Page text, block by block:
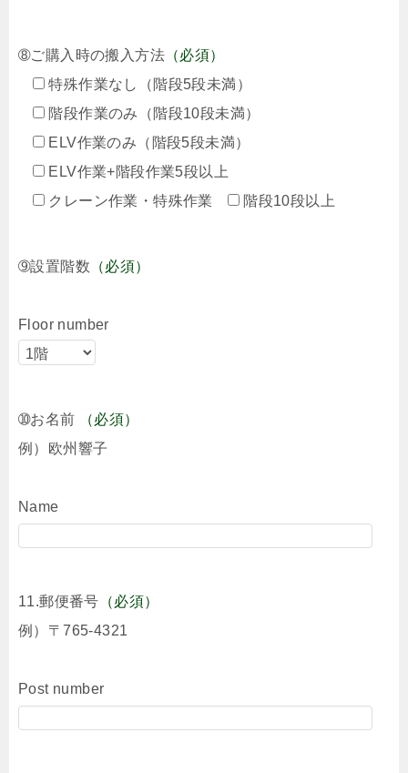
➇ご購入時の搬入方法 （必須）
特殊作業なし（階段5段未満）
階段作業のみ（階段10段未満）
ELV作業のみ（階段5段未満）
ELV作業+階段作業5段以上
クレーン作業・特殊作業
階段10段以上
➈設置階数 （必須）
Floor number
➉お名前
（必須）
例）欧州響子
Name
11.郵便番号 （必須）
例）〒765-4321
Post number